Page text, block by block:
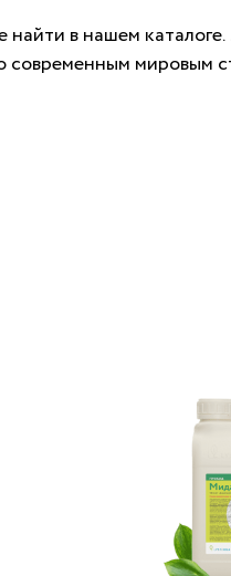
в нашем
современным